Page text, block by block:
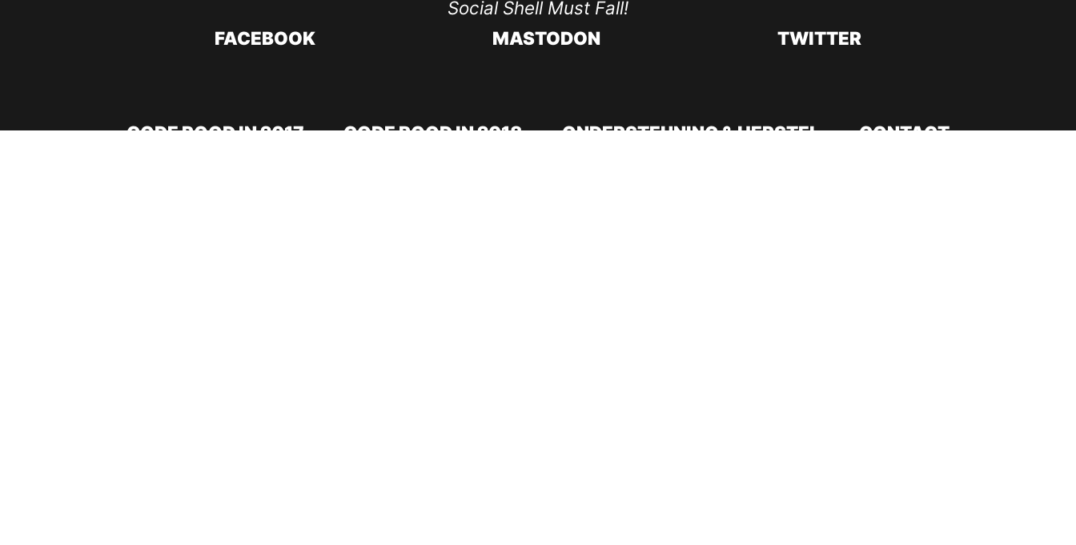
Social Shell Must Fall!
FACEBOOK
MASTODON TWITTER
CODE ROOD IN 2017 CODE ROOD IN 2018 ONDERSTEUNING & HERSTEL CONTACT